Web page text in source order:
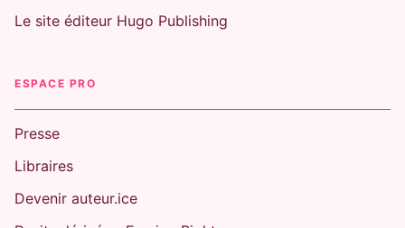
Le site éditeur Hugo Publishing
ESPACE PRO
Presse
Libraires
Devenir auteur.ice